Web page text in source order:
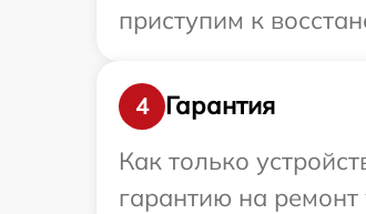
приступим к
4
Гарантия
Как только
гарантию на ремонт